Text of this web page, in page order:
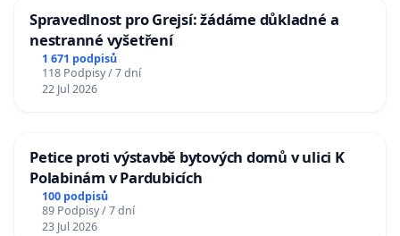
Spravedlnost pro Grejsí: žádáme důkladné a
nestranné vyšetření
1 671 podpisů
118 Podpisy / 7 dní
22 Jul 2026
Petice proti výstavbě bytových domů v ulici K
Polabinám v Pardubicích
100 podpisů
89 Podpisy / 7 dní
23 Jul 2026